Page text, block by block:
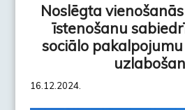
Noslēgta
īstenošanu
sociālo
16.12.2024.